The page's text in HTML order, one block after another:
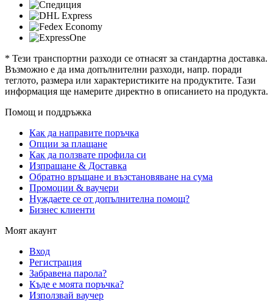
* Тези транспортни разходи се отнасят за стандартна доставка.
Възможно е да има допълнителни разходи, напр. поради
теглото, размера или характеристиките на продуктите. Тази
информация ще намерите директно в описанието на продукта.
Помощ и поддръжка
Как да направите поръчка
Опции за плащане
Как да ползвате профила си
Изпращане & Доставка
Обратно връщане и възстановяване на сума
Промоции & ваучери
Нуждаете се от допълнителна помощ?
Бизнес клиенти
Моят акаунт
Вход
Регистрация
Забравена парола?
Къде е моята поръчка?
Използвай ваучер